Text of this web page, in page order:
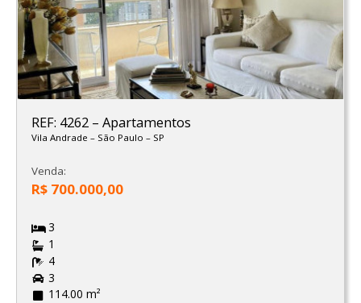
REF: 4262 – Apartamentos
Vila Andrade – São Paulo – SP
Venda:
R$ 700.000,00
3
1
4
3
114.00 m²